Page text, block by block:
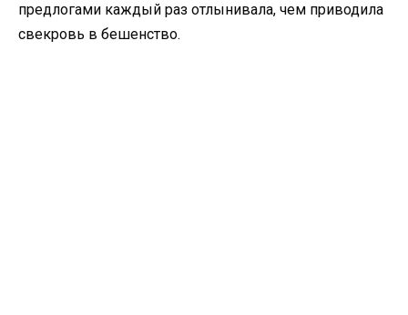
предлогами каждый раз отлынивала, чем приводила
свекровь в бешенство.